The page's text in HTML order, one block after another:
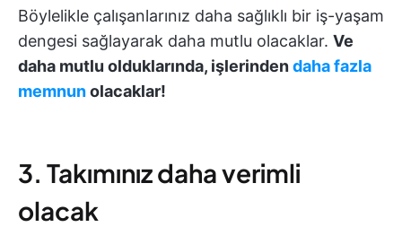
Böylelikle çalışanlarınız daha sağlıklı bir iş-yaşam
dengesi sağlayarak daha mutlu olacaklar. Ve
daha mutlu olduklarında, işlerindendaha fazla
memnunolacaklar!
3. Takımınız daha verimli
olacak